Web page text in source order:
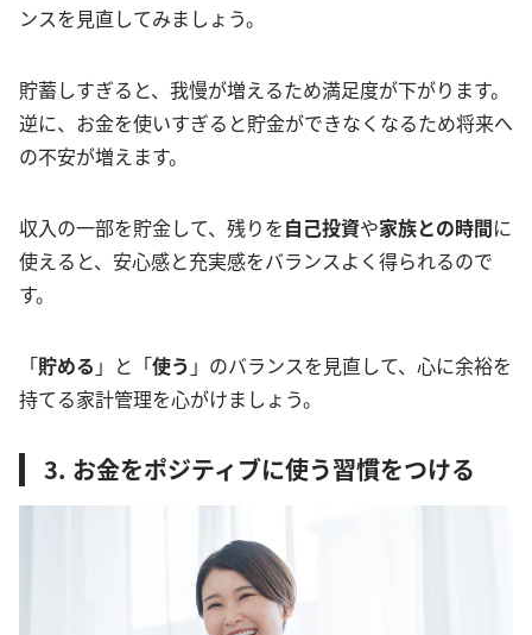
ンスを見直してみましょう。
貯蓄しすぎると、我慢が増えるため満足度が下がります。
逆に、お金を使いすぎると貯金ができなくなるため将来へ
の不安が増えます。
収入の一部を貯金して、残りを自己投資や家族との時間に
使えると、安心感と充実感をバランスよく得られるので
す。
「貯める 」と「使う 」のバランスを見直して、心に余裕を
持てる家計管理を心がけましょう。
3. お金をポジティブに使う習慣をつける